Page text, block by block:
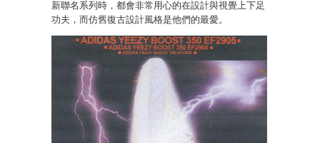
新聯名系列時，都會非常用心的在設計與視覺上下足
功夫，而仿舊復古設計風格是他們的最愛。